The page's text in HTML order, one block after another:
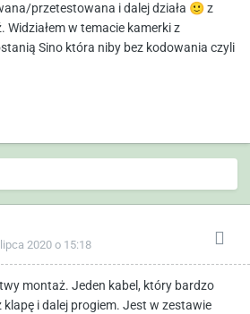
przetestowana i dalej działa 🙂z
. Widziałem w temacie kamerki z
Sino która niby bez kodowania czyli
2020 o 15:18
montaż. Jeden kabel, który bardzo
klapę i dalej progiem. Jest w zestawie